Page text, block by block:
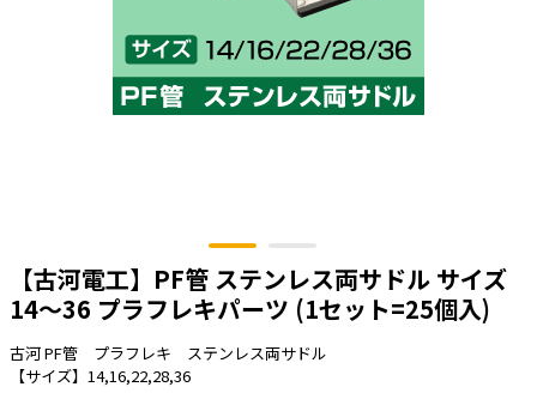
太陽光発電ケーブル・コネクタ・関連資
電源ケーブル／コネクタ／分電盤／ブレ
照明・照明器具
PF管/FEP管/CD管/情報線保護管
ボックス・ビニル電線管付属品・引き込
みカバー
EV充電設備工事関連
【古河電工】PF管 ステンレス両サドル サイズ
14～36 プラフレキパーツ (1セット=25個入)
古河 PF管 プラフレキ ステンレス両サドル
【サイズ】14,16,22,28,36